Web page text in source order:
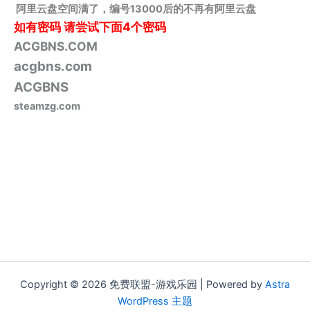
阿里云盘空间满了，编号13000后的不再有阿里云盘
如有密码请尝试下面4个密码
ACGBNS.COM
acgbns.com
ACGBNS
steamzg.com
Copyright © 2026 免费联盟-游戏乐园 | Powered by Astra
WordPress 主题